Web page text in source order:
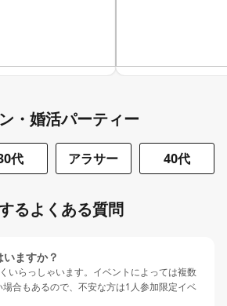
・婚活パーティー
代 アラサー 40代
るよくある質問
ますか？
いらっしゃいます。イベントによっては複数
場合もあるので、不安な方は1人参加限定イベ